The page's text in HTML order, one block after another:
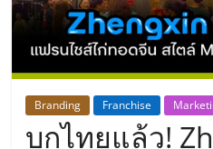
รวม
ธุรกิจ
Branding Franchise
บุกไทยแล้ว!